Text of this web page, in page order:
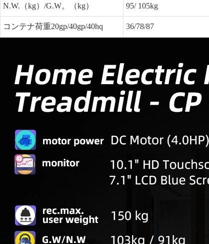
N.W.（kg）/G.W。（kg） 95/ 105kg
コンテナ荷重20gp/40gp/40hq 36/78/87